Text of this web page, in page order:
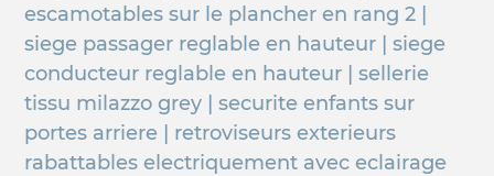
escamotables sur le plancher en rang 2 |
siege passager reglable en hauteur | siege
conducteur reglable en hauteur | sellerie
tissu milazzo grey | securite enfants sur
portes arriere | retroviseurs exterieurs
rabattables electriquement avec eclairage